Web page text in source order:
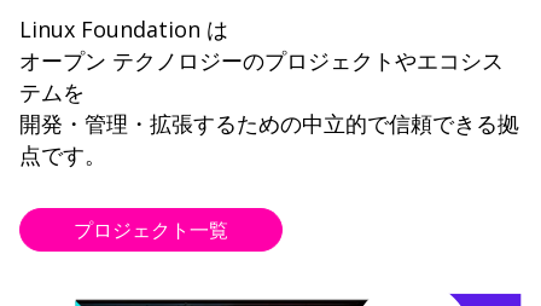
Linux Foundation は
オープン テクノロジーのプロジェクトやエコシス
テムを
開発・管理・拡張するための中立的で信頼できる拠
点です。
プロジェクト一覧